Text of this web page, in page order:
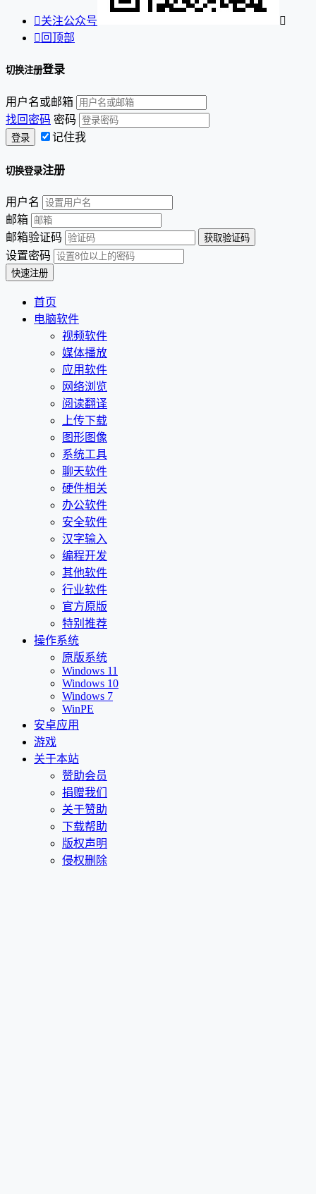
关注公众号

 回顶部
切换注册登录
用户名或邮箱
找回密码 密码
记住我
切换登录注册
用户名
邮箱
邮箱验证码
设置密码
首页
电脑软件
视频软件
媒体播放
应用软件
网络浏览
阅读翻译
上传下载
图形图像
系统工具
聊天软件
硬件相关
办公软件
安全软件
汉字输入
编程开发
其他软件
行业软件
官方原版
特别推荐
操作系统
原版系统
Windows 11
Windows 10
Windows 7
WinPE
安卓应用
游戏
关于本站
赞助会员
捐赠我们
关于赞助
下载帮助
版权声明
侵权删除